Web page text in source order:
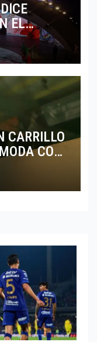
EL
CARRILLO
CON